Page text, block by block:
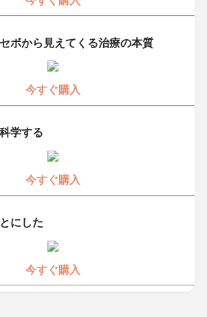
ボから見えてくる治療の本質
今すぐ購入
学する
今すぐ購入
にした
今すぐ購入